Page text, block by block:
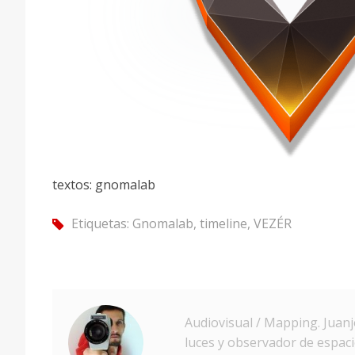
textos: gnomalab
tag Etiquetas: Gnomalab, timeline, VEZÉR
Audiovisual / Mapping.
luces y observador de